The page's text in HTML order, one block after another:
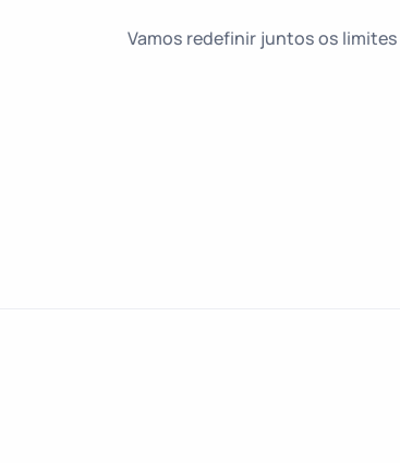
Vamos redefinir juntos os